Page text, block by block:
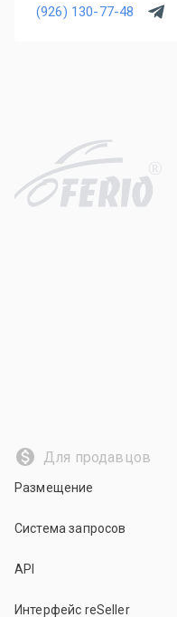
(926) 130-77-48
R
Для продавцов
Размещение
Система запросов
API
Интерфейс reSeller